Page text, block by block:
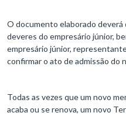
O documento elaborado
deveres do empresário júnior,
empresário júnior,
confirmar o ato de admissão do
Todas as vezes que um novo
acaba ou se renova, um novo